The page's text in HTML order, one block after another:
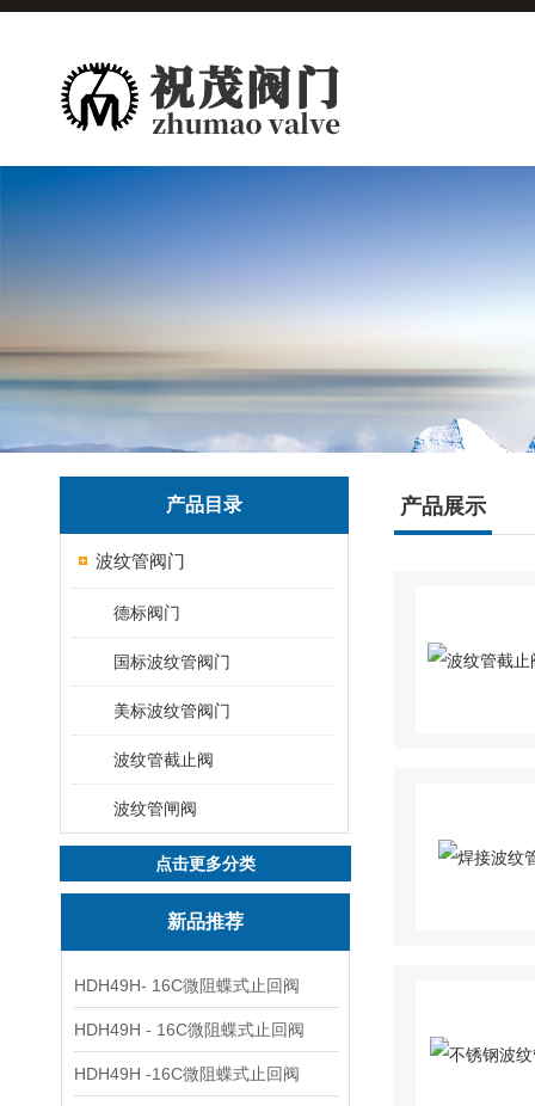
产品目录
波纹管阀门
德标阀门
国标波纹管阀门
美标波纹管阀门
波纹管截止阀
波纹管闸阀
点击更多分类
新品推荐
HDH49H- 16C微阻蝶式止回阀
HDH49H - 16C微阻蝶式止回阀
HDH49H -16C微阻蝶式止回阀
产品展示